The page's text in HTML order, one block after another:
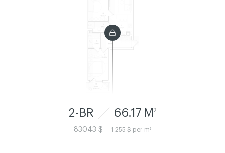
2-BR 66.17 M2
83043 $ 1 255 $ per m²